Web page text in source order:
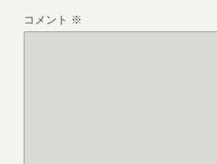
コメント ※